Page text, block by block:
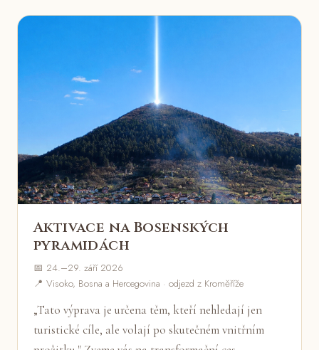
Aktivace na Bosenských
pyramidách
📅 24.–29. září 2026
📍 Visoko, Bosna a Hercegovina · odjezd z Kroměříže
„Tato výprava je určena těm, kteří nehledají jen
turistické cíle, ale volají po skutečném vnitřním